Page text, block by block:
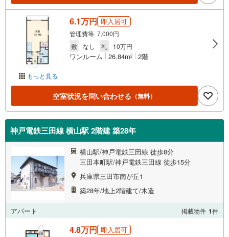
もっと見る
6.1万円 即入居可
管理費等 7,000円
敷
なし 礼 10万円
ワンルーム 26.84m2 2階
空室状況を問い合わせる （無料）
神戸電鉄三田線 横山駅 2階建 築28年
横山駅/神戸電鉄三田線 徒歩8分
三田本町駅/神戸電鉄三田線 徒歩15分
兵庫県三田市南が丘1
築28年/地上2階建て/木造
アパート 掲載物件 1件
4.8万円 即入居可